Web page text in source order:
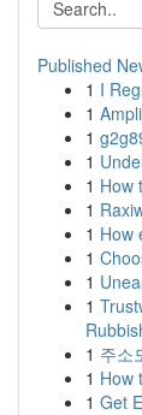
Published
1 I
1
1
1
1 How
1
1 How
1
1
1
1 주소
1 How
1 Get